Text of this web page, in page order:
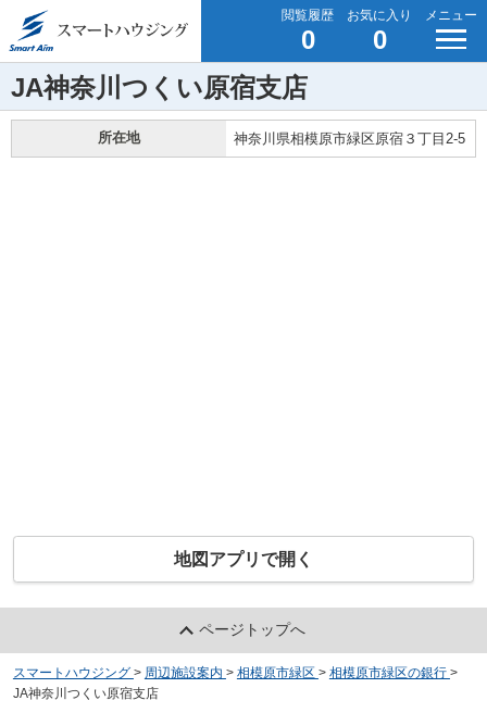
閲覧履歴
0
お気に入り
0
メニュー
JA神奈川つくい原宿支店
所在地 神奈川県相模原市緑区原宿３丁目2-5
地図アプリで開く
ページトップへ
スマートハウジング > 周辺施設案内 > 相模原市緑区 > 相模原市緑区の銀行 >
JA神奈川つくい原宿支店